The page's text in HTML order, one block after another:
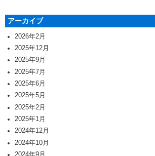
アーカイブ
2026年2月
2025年12月
2025年9月
2025年7月
2025年6月
2025年5月
2025年2月
2025年1月
2024年12月
2024年10月
2024年9月